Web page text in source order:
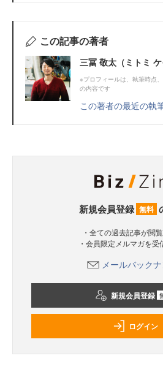
この記事の著者
三冨 敬太（ミトミ ケ
※プロフィールは、執筆時点
の内容です
この著者の最近の執
新規会員登録 無料
・全ての過去記事が閲
・会員限定メルマガを受
メールバック
新規会員登録
ログイン